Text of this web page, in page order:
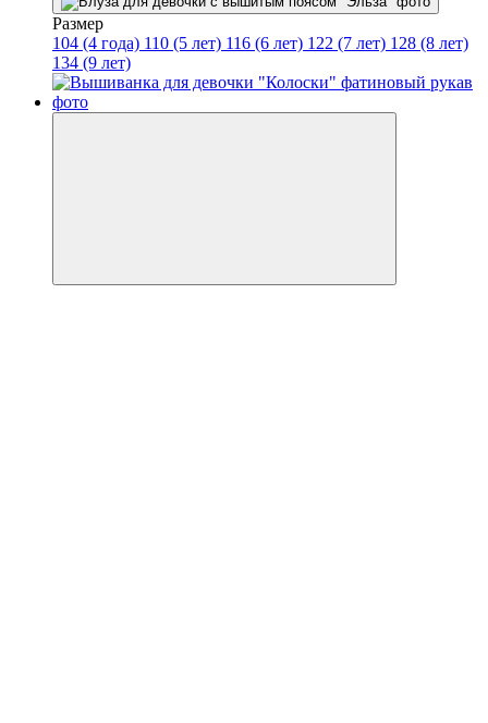
Размер
104 (4 года) 110 (5 лет) 116 (6 лет) 122 (7 лет) 128 (8 лет)
134 (9 лет)